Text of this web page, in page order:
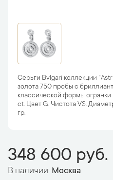
Серьги Bvlgari коллекции
золота 750 пробы с
классической формы
ct. Цвет G. Чистота VS.
гр.
348 600 руб.
В наличии: Москва